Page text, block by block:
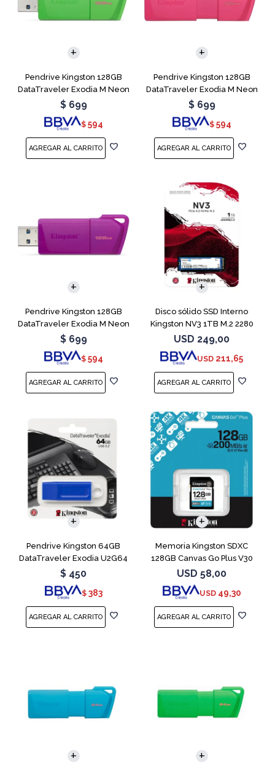
Pendrive Kingston 128GB
DataTraveler Exodia M Neon
Green
$ 699
$ 594
Pendrive Kingston 128GB
DataTraveler Exodia M Neon
Pink
$ 699
$ 594
Pendrive Kingston 128GB
DataTraveler Exodia M Neon
Purple
$ 699
$ 594
Disco sólido SSD Interno
Kingston NV3 1TB M.2 2280
NVMe PCIe
USD 249,00
USD 211,65
Pendrive Kingston 64GB
DataTraveler Exodia U2G64
Blue
$ 450
$ 383
Memoria Kingston SDXC
128GB Canvas Go Plus V30
USD 58,00
USD 49,30